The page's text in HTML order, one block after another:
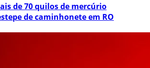
de 70 quilos de mercúrio
de caminhonete em RO